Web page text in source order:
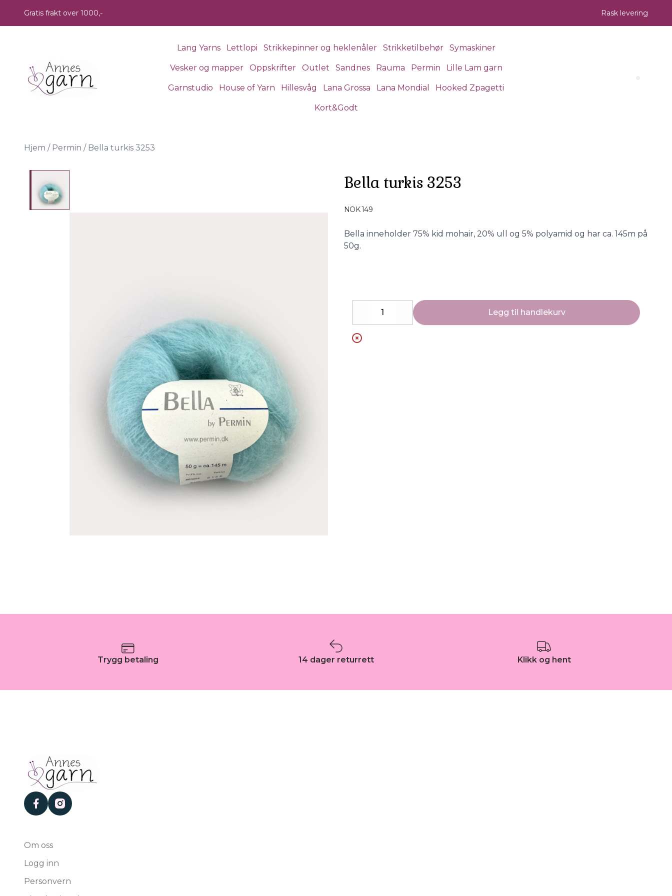
Gratis frakt over 1000,- Rask levering
Lang Yarns Lettlopi Strikkepinner og heklenåler Strikketilbehør Symaskiner
Vesker og mapper Oppskrifter Outlet Sandnes Rauma Permin Lille Lam garn
Garnstudio House of Yarn Hillesvåg Lana Grossa Lana Mondial Hooked Zpagetti
Kort&Godt
Hjem / Permin / Bella turkis 3253
Bella turkis 3253
NOK 149
Description
Bella inneholder 75% kid mohair, 20% ull og 5% polyamid og har ca. 145m på
50g.
Decrease Increase
Legg til handlekurv
Trygg betaling 14 dager returrett Klikk og hent
facebookinstagram
Om oss
Logg inn
Personvern